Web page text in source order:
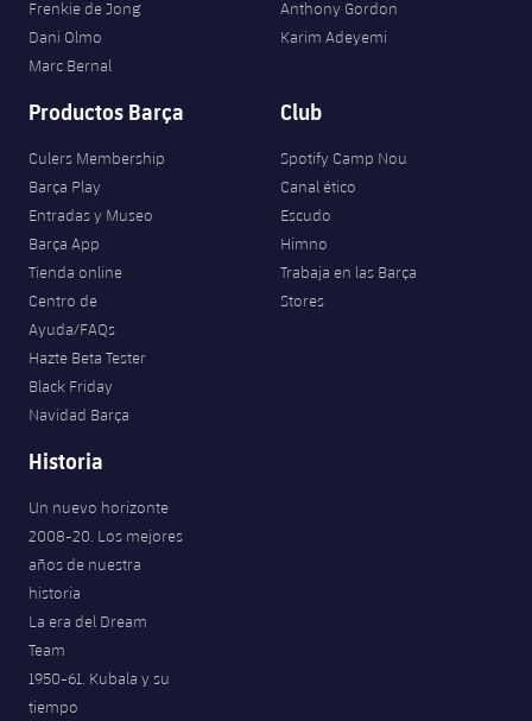
Frenkie de Jong
Dani Olmo
Marc Bernal
Anthony Gordon
Karim Adeyemi
Productos Barça
Culers Membership
Barça Play
Entradas y Museo
Barça App
Tienda online
Centro de
Ayuda/FAQs
Hazte Beta Tester
Black Friday
Navidad Barça
Club
Spotify Camp Nou
Canal ético
Escudo
Himno
Trabaja en las Barça
Stores
Historia
Un nuevo horizonte
2008-20. Los mejores
años de nuestra
historia
La era del Dream
Team
1950-61. Kubala y su
tiempo